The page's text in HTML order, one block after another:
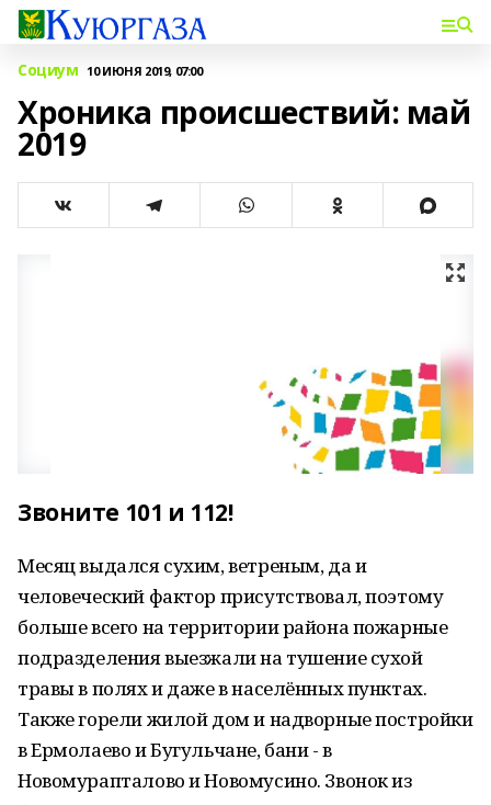
Социум 10 ИЮНЯ 2019, 07:00
Хроника происшествий: май
2019
Звоните 101 и 112!
Месяц выдался сухим, ветреным, да и
человеческий фактор присутствовал, поэтому
больше всего на территории района пожарные
подразделения выезжали на тушение сухой
травы в полях и даже в населённых пунктах.
Также горели жилой дом и надворные постройки
в Ермолаево и Бугульчане, бани - в
Новомурапталово и Новомусино. Звонок из